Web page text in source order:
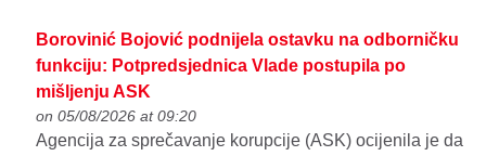
Borovinić Bojović podnijela ostavku na odborničku
funkciju: Potpredsjednica Vlade postupila po
mišljenju ASK
on 05/08/2026 at 09:20
Agencija za sprečavanje korupcije (ASK) ocijenila je da